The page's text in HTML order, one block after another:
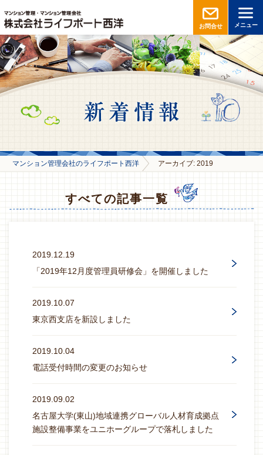
お問合せ メニュー
マンション管理会社のライフポート西洋 アーカイブ: 2019
すべての記事一覧
2019.12.19
「2019年12月度管理員研修会」を開催しました
2019.10.07
東京西支店を新設しました
2019.10.04
電話受付時間の変更のお知らせ
2019.09.02
名古屋大学(東山)地域連携グローバル人材育成拠点
施設整備事業をユニホーグループで落札しました